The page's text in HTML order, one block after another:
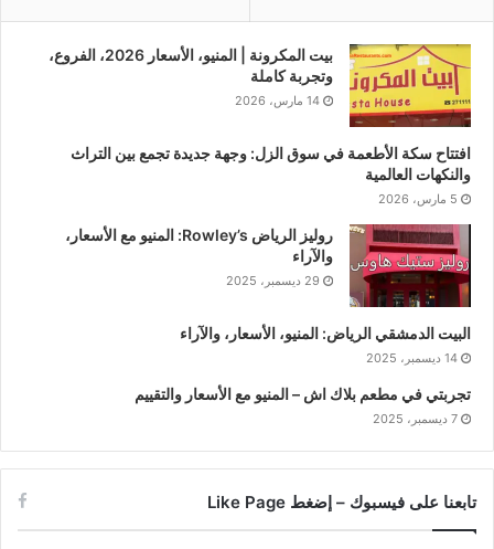
بيت المكرونة | المنيو، الأسعار 2026، الفروع،
وتجربة كاملة
14 مارس، 2026
افتتاح سكة الأطعمة في سوق الزل: وجهة جديدة تجمع بين التراث
والنكهات العالمية
5 مارس، 2026
روليز الرياض Rowley’s: المنيو مع الأسعار،
والآراء
29 ديسمبر، 2025
البيت الدمشقي الرياض: المنيو، الأسعار، والآراء
14 ديسمبر، 2025
تجربتي في مطعم بلاك اش – المنيو مع الأسعار والتقييم
7 ديسمبر، 2025
تابعنا على فيسبوك – إضغط Like Page